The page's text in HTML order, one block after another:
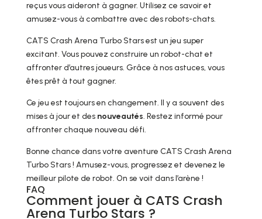
reçus vous aideront à gagner. Utilisez ce savoir et
amusez-vous à combattre avec des robots-chats.
CATS Crash Arena Turbo Stars est un jeu super
excitant. Vous pouvez construire un robot-chat et
affronter d’autres joueurs. Grâce à nos astuces, vous
êtes prêt à tout gagner.
Ce jeu est toujours en changement. Il y a souvent des
mises à jour et des nouveautés. Restez informé pour
affronter chaque nouveau défi.
Bonne chance dans votre aventure CATS Crash Arena
Turbo Stars ! Amusez-vous, progressez et devenez le
meilleur pilote de robot. On se voit dans l’arène !
FAQ
Comment jouer à CATS Crash
Arena Turbo Stars ?